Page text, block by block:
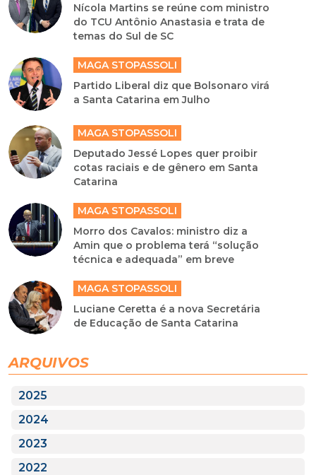
Nícola Martins se reúne com ministro
do TCU Antônio Anastasia e trata de
temas do Sul de SC
MAGA STOPASSOLI
Partido Liberal diz que Bolsonaro virá
a Santa Catarina em Julho
MAGA STOPASSOLI
Deputado Jessé Lopes quer proibir
cotas raciais e de gênero em Santa
Catarina
MAGA STOPASSOLI
Morro dos Cavalos: ministro diz a
Amin que o problema terá “solução
técnica e adequada” em breve
MAGA STOPASSOLI
Luciane Ceretta é a nova Secretária
de Educação de Santa Catarina
ARQUIVOS
2025
2024
2023
2022